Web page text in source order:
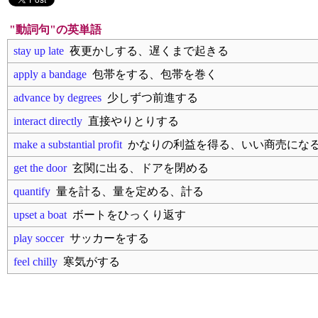
"動詞句"の英単語
stay up late 夜更かしする、遅くまで起きる
apply a bandage 包帯をする、包帯を巻く
advance by degrees 少しずつ前進する
interact directly 直接やりとりする
make a substantial profit かなりの利益を得る、いい商売にな
get the door玄関に出る、ドアを閉める
quantify 量を計る、量を定める、計る
upset a boat ボートをひっくり返す
play soccerサッカーをする
feel chilly 寒気がする